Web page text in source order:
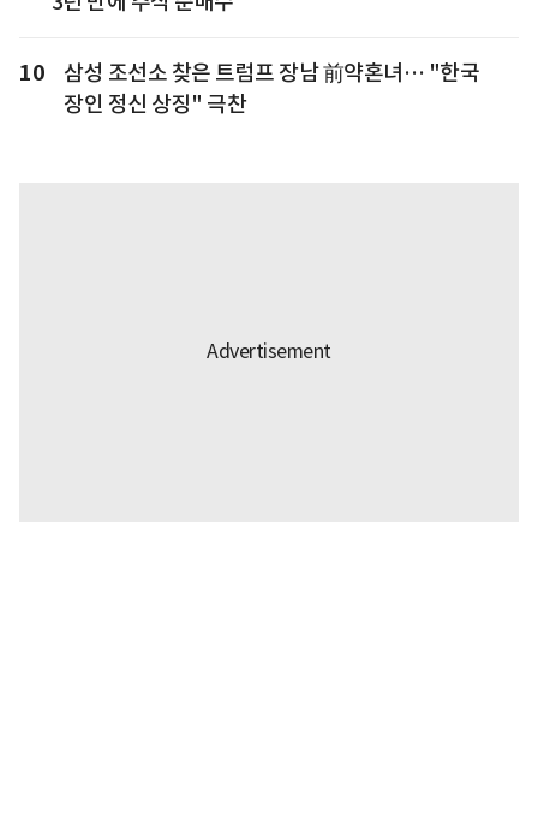
10
삼성 조선소 찾은 트럼프 장남 前약혼녀… "한국
장인 정신 상징" 극찬